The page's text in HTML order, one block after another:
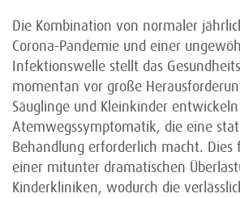
Die Kombination von normaler
Corona-Pandemie und einer
Infektionswelle stellt das
momentan vor große
Säuglinge und Kleinkinder
Atemwegssymptomatik, die eine
Behandlung erforderlich macht.
einer mitunter dramatischen
Kinderkliniken, wodurch die